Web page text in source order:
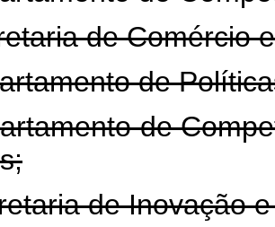
de Comércio
de
de
de Inovação